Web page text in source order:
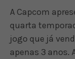
A Capcom
quarta
jogo que já
apenas 3 anos.